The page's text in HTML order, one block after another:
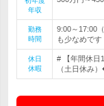
年収
勤務
時間
9:00～17:00
も少なめで
休日
休暇
# 【年間休日
（土日休み